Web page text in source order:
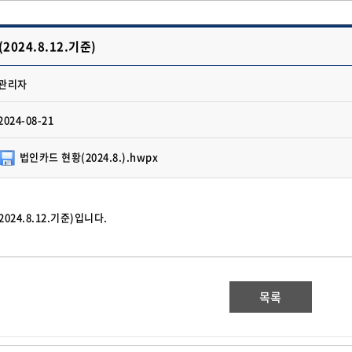
기준)
리자
08-21
법인카드 현황(2024.8.).hwpx
기준)입니다.
목록